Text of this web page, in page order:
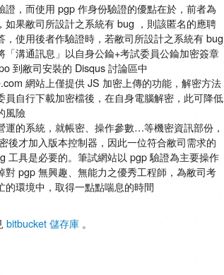
證，而使用 pgp 作身份驗證的優點在於，前者為
如果敝司所設計之系統有 bug ，則該匿名的應聘
，使用後者作驗證時，若敝司所設計之系統有 bug
「溝通訊息」以自身公錀+考試委員公錀加密簽章
到敝司安裝的 Disqus 討論區中
網站上僅提供 JS 加密上傳的功能，解密方法
員自行下載加密檔後，在自身電腦解密，此可降低
風險
運的系統，就帳密、操作參數…等機密資訊部份，
後才加入版本控制器，因此一位符合敝司需求的
工具是必要的。筆試網站以 pgp 驗證為主要操作
對 pgp 無興趣、無能力之優秀工程師，為敝司考
的環境中，取得一點點喘息的時間
bitbucket 儲存庫 。